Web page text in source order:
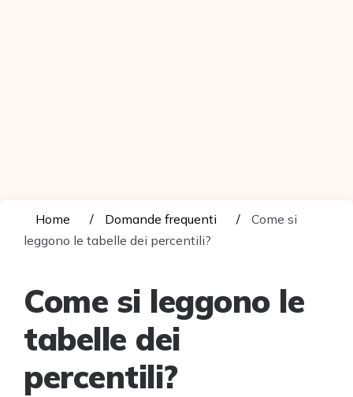
Home Domande frequenti
Come si
leggono le tabelle dei percentili?
Come si leggono le
tabelle dei
percentili?